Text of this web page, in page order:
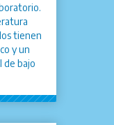
tienen
y un
de bajo